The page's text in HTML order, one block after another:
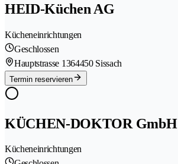
HEID-Küchen AG
Kücheneinrichtungen
Geschlossen
Hauptstrasse 1364450 Sissach
Termin reservieren
KÜCHEN-DOKTOR GmbH
Kücheneinrichtungen